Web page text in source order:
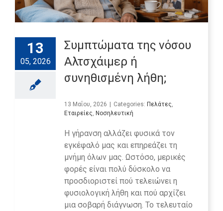
13
05, 2026
Συμπτώματα της νόσου
Αλτσχάιμερ ή
συνηθισμένη λήθη;
13 Μαΐου, 2026 | Categories: Πελάτες
Εταιρείες Νοσηλευτική
Η γήρανση αλλάζει φυσικά τον
εγκέφαλό μας και επηρεάζει τη
μνήμη όλων μας. Ωστόσο, μερικές
φορές είναι πολύ δύσκολο να
προσδιοριστεί πού τελειώνει η
φυσιολογική λήθη και πού αρχίζει
μια σοβαρή διάγνωση. Το τελευταίο